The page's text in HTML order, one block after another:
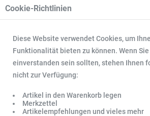
Produkte von eco cosmetics
Ayluna khadi benecos BIO
Cookie-Richtlinien
Diese Website verwendet Cookies, um
Funktionalität bieten zu können. Wenn
einverstanden sein sollten, stehen Ihnen
nicht zur Verfügung:
Artikel in den Warenkorb legen
Merkzettel
Artikelempfehlungen und vieles mehr